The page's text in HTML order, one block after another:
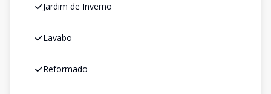
Jardim de Inverno
Lavabo
Reformado